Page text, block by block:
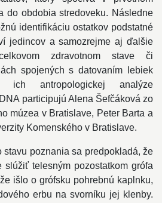
do obdobia stredoveku. Následne
identifikáciu ostatkov podstatné
jedincov a samozrejme aj ďalšie
zdravotnom stave či
spojených s datovaním lebiek
ich antropologickej analýze
participujú Alena Šefčáková zo
múzea v Bratislave, Peter Barta a
Komenského v Bratislave.
stavu poznania sa predpokladá, že
slúžiť telesným pozostatkom grófa
išlo o grófsku pohrebnú kaplnku,
erbu na svorníku jej klenby.